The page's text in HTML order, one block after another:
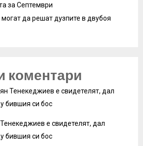
за Септември
да решат дузпите в двубоя
коментари
Тенекеджиев е свидетелят, дал
бившия си бос
е свидетелят, дал
бившия си бос